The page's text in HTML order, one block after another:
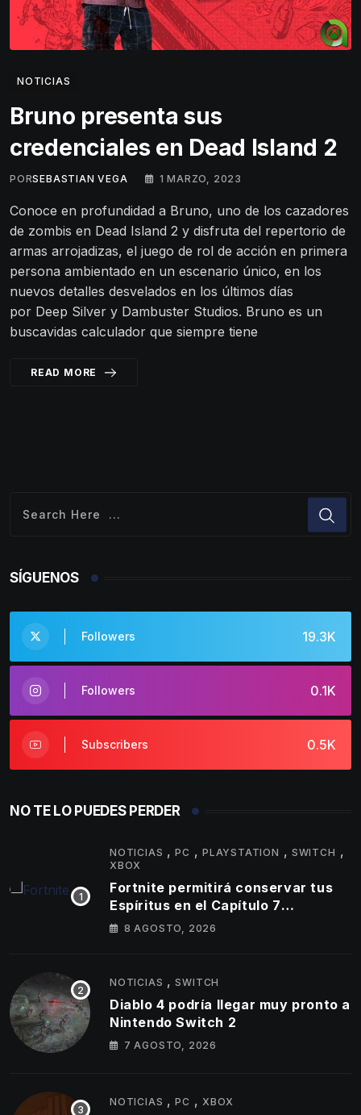
NOTICIAS
Bruno presenta sus
credenciales en Dead Island 2
PORSEBASTIAN VEGA 1 MARZO, 2023
Conoce en profundidad a Bruno, uno de los cazadores
de zombis en Dead Island 2 y disfruta del repertorio de
armas arrojadizas, el juego de rol de acción en primera
persona ambientado en un escenario único, en los
nuevos detalles desvelados en los últimos días
por Deep Silver y Dambuster Studios. Bruno es un
buscavidas calculador que siempre tiene
READ MORE
SÍGUENOS
19.3K
Followers
0.1K
Followers
0.5K
Subscribers
NO TE LO PUEDES PERDER
NOTICIAS ,PC ,PLAYSTATION , SWITCH ,
XBOX
Fortnite permitirá conservar tus
Espíritus en el Capítulo 7
Temporada 4
8 AGOSTO, 2026
NOTICIAS ,SWITCH
Diablo 4 podría llegar muy pronto a
Nintendo Switch 2
7 AGOSTO, 2026
NOTICIAS ,PC ,XBOX